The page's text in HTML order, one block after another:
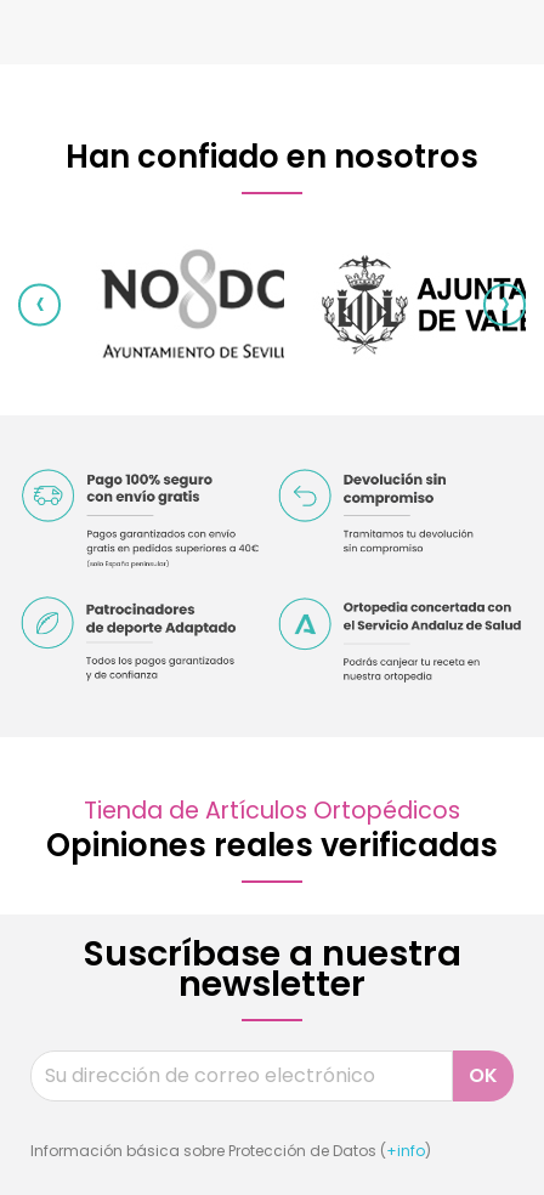
Han confiado en nosotros
‹ ›
Tienda de Artículos Ortopédicos
Opiniones reales verificadas
Suscríbase a nuestra
newsletter
Información básica sobre Protección de Datos (+info)